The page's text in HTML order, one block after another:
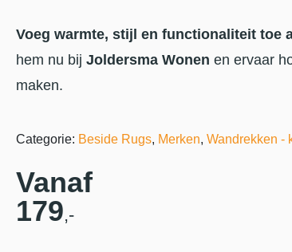
Voeg warmte, stijl en functionaliteit toe
hem nu bij Joldersma Wonen en ervaar
maken.
Categorie: Beside Rugs, Merken, Wandrekken -
Vanaf
179,-